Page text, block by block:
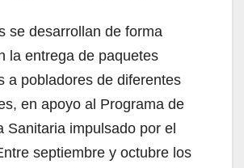
se desarrollan de forma
la entrega de paquetes
a pobladores de diferentes
en apoyo al Programa de
Sanitaria impulsado por el
septiembre y octubre los